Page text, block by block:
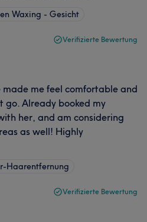
Waxing - Gesicht
Verifizierte Bewertung
me feel comfortable and
go. Already booked my
her, and am considering
as well! Highly
Haarentfernung
Verifizierte Bewertung